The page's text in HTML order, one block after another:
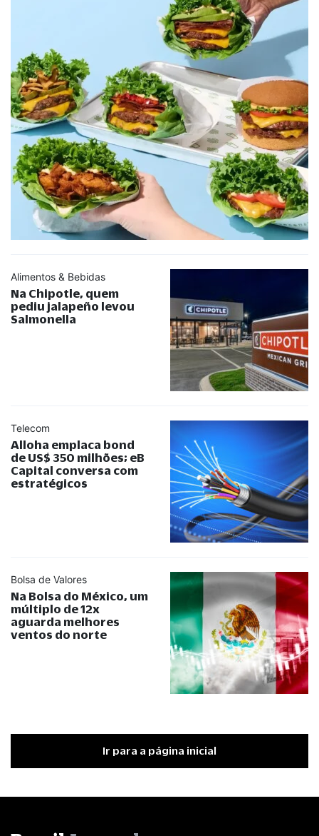
Alimentos & Bebidas
Na Chipotle, quem
pediu jalapeño levou
Salmonella
Telecom
Alloha emplaca bond
de US$ 350 milhões; eB
Capital conversa com
estratégicos
Bolsa de Valores
Na Bolsa do México, um
múltiplo de 12x
aguarda melhores
ventos do norte
Ir para a página inicial